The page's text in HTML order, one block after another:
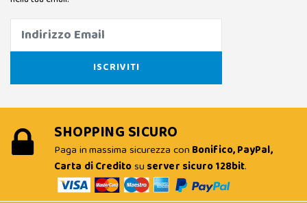
SHOPPING SICURO
Paga in massima sicurezza con Bonifico, PayPal,
Carta di Creditosu server sicuro 128bit.